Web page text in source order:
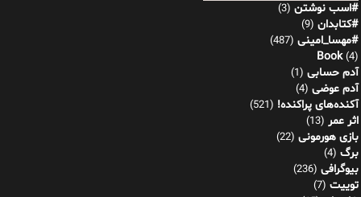
#اسب نوشتن (3)
#کتابدان (9)
#مهسا_امینی (487)
Book(4)
آدم حسابی (1)
آدم عوضی (4)
آکنده‌های پراکنده! (521)
اثر عمر (13)
بازی هورمونی (22)
برگ (4)
بیوگرافی (236)
توییت (7)